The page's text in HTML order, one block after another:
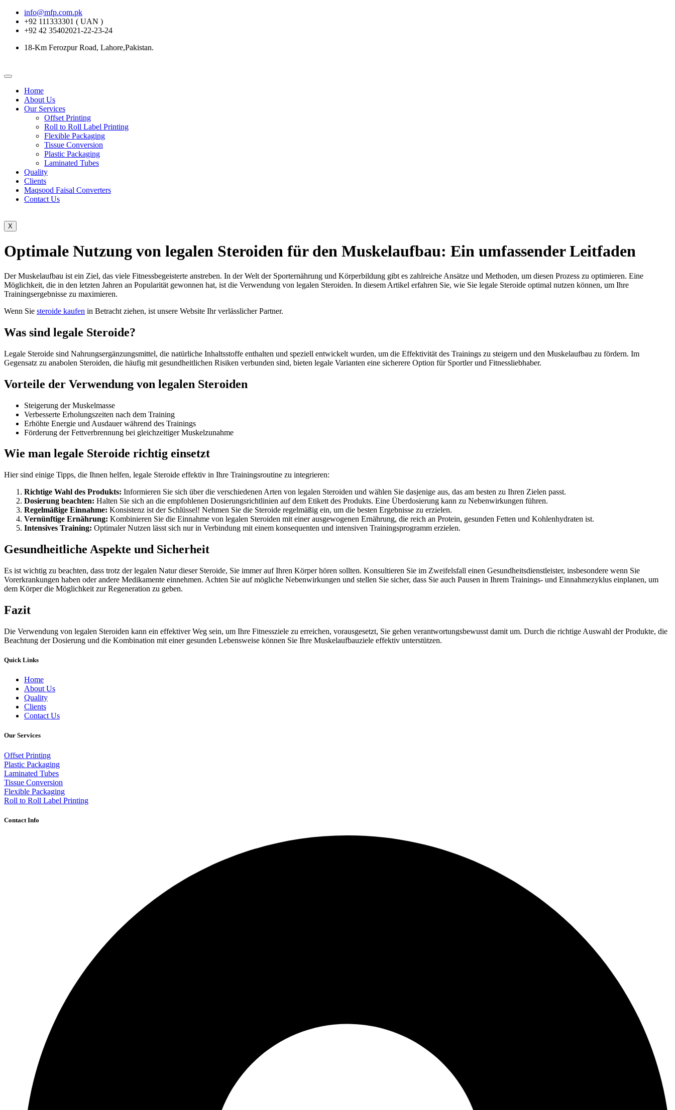
info@mfp.com.pk
+92 111333301 ( UAN )
+92 42 35402021-22-23-24
18-Km Ferozpur Road, Lahore,Pakistan.
Home
About Us
Our Services
Offset Printing
Roll to Roll Label Printing
Flexible Packaging
Tissue Conversion
Plastic Packaging
Laminated Tubes
Quality
Clients
Maqsood Faisal Converters
Contact Us
X
Optimale Nutzung von legalen Steroiden für den Muskelaufbau: Ein umfassender Leitfaden
Der Muskelaufbau ist ein Ziel, das viele Fitnessbegeisterte anstreben. In der Welt der Sporternährung und Körperbildung gibt es zahlreiche Ansätze und Methoden, um diesen Prozess zu optimieren. Eine
Möglichkeit, die in den letzten Jahren an Popularität gewonnen hat, ist die Verwendung von legalen Steroiden. In diesem Artikel erfahren Sie, wie Sie legale Steroide optimal nutzen können, um Ihre
Trainingsergebnisse zu maximieren.
Wenn Sie steroide kaufen in Betracht ziehen, ist unsere Website Ihr verlässlicher Partner.
Was sind legale Steroide?
Legale Steroide sind Nahrungsergänzungsmittel, die natürliche Inhaltsstoffe enthalten und speziell entwickelt wurden, um die Effektivität des Trainings zu steigern und den Muskelaufbau zu fördern. Im
Gegensatz zu anabolen Steroiden, die häufig mit gesundheitlichen Risiken verbunden sind, bieten legale Varianten eine sicherere Option für Sportler und Fitnessliebhaber.
Vorteile der Verwendung von legalen Steroiden
Steigerung der Muskelmasse
Verbesserte Erholungszeiten nach dem Training
Erhöhte Energie und Ausdauer während des Trainings
Förderung der Fettverbrennung bei gleichzeitiger Muskelzunahme
Wie man legale Steroide richtig einsetzt
Hier sind einige Tipps, die Ihnen helfen, legale Steroide effektiv in Ihre Trainingsroutine zu integrieren:
Richtige Wahl des Produkts: Informieren Sie sich über die verschiedenen Arten von legalen Steroiden und wählen Sie dasjenige aus, das am besten zu Ihren Zielen passt.
Dosierung beachten: Halten Sie sich an die empfohlenen Dosierungsrichtlinien auf dem Etikett des Produkts. Eine Überdosierung kann zu Nebenwirkungen führen.
Regelmäßige Einnahme: Konsistenz ist der Schlüssel! Nehmen Sie die Steroide regelmäßig ein, um die besten Ergebnisse zu erzielen.
Vernünftige Ernährung: Kombinieren Sie die Einnahme von legalen Steroiden mit einer ausgewogenen Ernährung, die reich an Protein, gesunden Fetten und Kohlenhydraten ist.
Intensives Training: Optimaler Nutzen lässt sich nur in Verbindung mit einem konsequenten und intensiven Trainingsprogramm erzielen.
Gesundheitliche Aspekte und Sicherheit
Es ist wichtig zu beachten, dass trotz der legalen Natur dieser Steroide, Sie immer auf Ihren Körper hören sollten. Konsultieren Sie im Zweifelsfall einen Gesundheitsdienstleister, insbesondere wenn Sie
Vorerkrankungen haben oder andere Medikamente einnehmen. Achten Sie auf mögliche Nebenwirkungen und stellen Sie sicher, dass Sie auch Pausen in Ihrem Trainings- und Einnahmezyklus einplanen, um
dem Körper die Möglichkeit zur Regeneration zu geben.
Fazit
Die Verwendung von legalen Steroiden kann ein effektiver Weg sein, um Ihre Fitnessziele zu erreichen, vorausgesetzt, Sie gehen verantwortungsbewusst damit um. Durch die richtige Auswahl der Produkte, die
Beachtung der Dosierung und die Kombination mit einer gesunden Lebensweise können Sie Ihre Muskelaufbauziele effektiv unterstützen.
Quick Links
Home
About Us
Quality
Clients
Contact Us
Our Services
Offset Printing
Plastic Packaging
Laminated Tubes
Tissue Conversion
Flexible Packaging
Roll to Roll Label Printing
Contact Info